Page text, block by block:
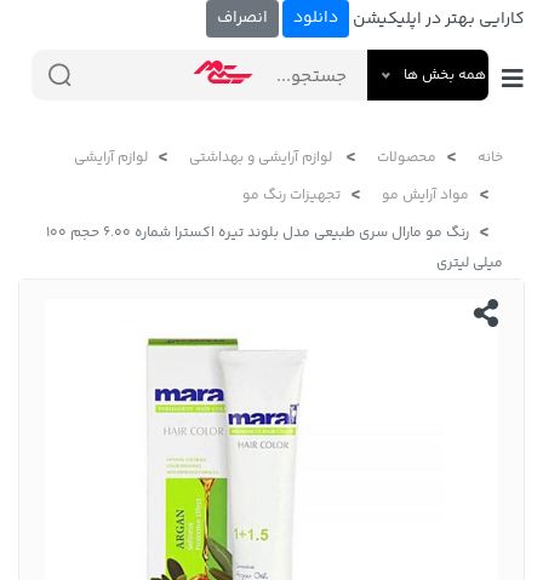
کارایی بهتر در اپلیکیشن دانلود انصراف
همه بخش ها
خانه محصولات لوازم آرایشی و بهداشتی
لوازم آرایشی
مواد آرایش مو
تجهیزات رنگ مو
رنگ مو مارال سری طبیعی مدل بلوند تیره اکسترا شماره 6.00 حجم 100
میلی لیتری